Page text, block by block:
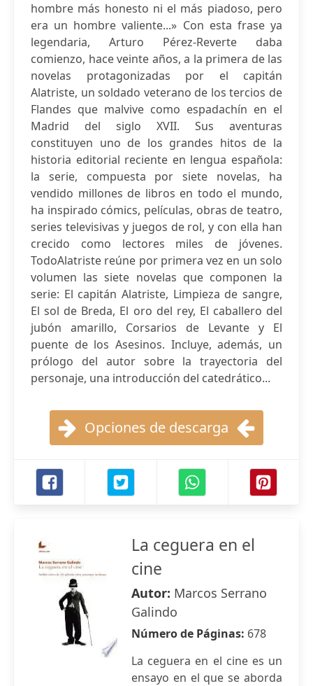
hombre más honesto ni el más piadoso, pero
era un hombre valiente...» Con esta frase ya
legendaria, Arturo Pérez-Reverte daba
comienzo, hace veinte años, a la primera de las
novelas protagonizadas por el capitán
Alatriste, un soldado veterano de los tercios de
Flandes que malvive como espadachín en el
Madrid del siglo XVII. Sus aventuras
constituyen uno de los grandes hitos de la
historia editorial reciente en lengua española:
la serie, compuesta por siete novelas, ha
vendido millones de libros en todo el mundo,
ha inspirado cómics, películas, obras de teatro,
series televisivas y juegos de rol, y con ella han
crecido como lectores miles de jóvenes.
TodoAlatriste reúne por primera vez en un solo
volumen las siete novelas que componen la
serie: El capitán Alatriste, Limpieza de sangre,
El sol de Breda, El oro del rey, El caballero del
jubón amarillo, Corsarios de Levante y El
puente de los Asesinos. Incluye, además, un
prólogo del autor sobre la trayectoria del
personaje, una introducción del catedrático...
Opciones de descarga
La ceguera en el
cine
Autor: Marcos Serrano
Galindo
Número de Páginas: 678
La ceguera en el cine es un
ensayo en el que se aborda